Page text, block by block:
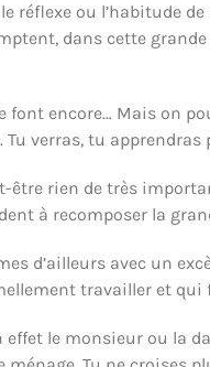
réflexe ou l’habitude
dans cette
font encore… Mais on
Tu verras, tu
être rien de très
à recomposer la
d’ailleurs avec un
travailler et qui
effet le monsieur ou la